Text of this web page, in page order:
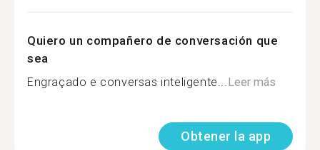
Quiero un compañero de conversación que
sea
Engraçado e conversas inteligente...Leer más
Obtener la app